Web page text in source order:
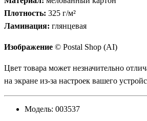
Плотность: 325 г/м²
Ламинация: глянцевая
Изображение © Postal Shop (AI)
Цвет товара может незначительно
на экране из-за настроек вашего
Модель: 003537